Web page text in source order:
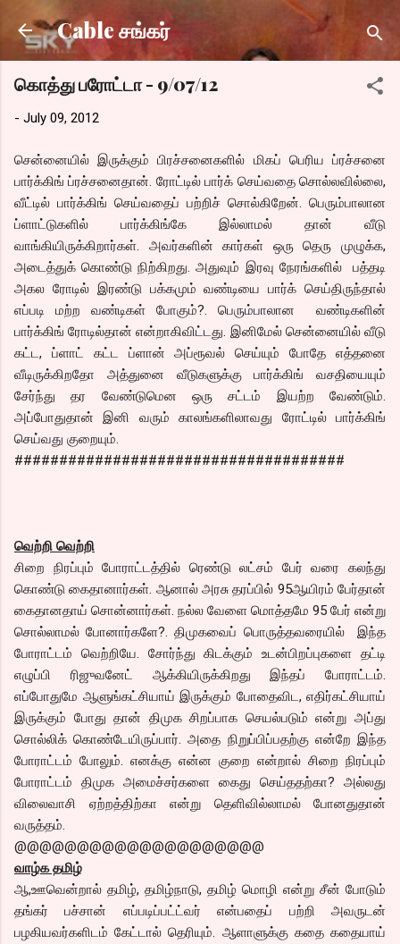
Skip to main content
Cable சங்கர்
கொத்து பரோட்டா - 9/07/12
- July 09, 2012
சென்னையில் இருக்கும் பிரச்சனைகளில் மிகப் பெரிய ப்ரச்சனை
பார்க்கிங் ப்ரச்சனைதான். ரோட்டில் பார்க் செய்வதை சொல்லவில்லை,
வீட்டில் பார்க்கிங் செய்வதைப் பற்றிச் சொல்கிறேன். பெரும்பாலான
ப்ளாட்டுகளில் பார்க்கிங்கே இல்லாமல் தான் வீடு
வாங்கியிருக்கிறார்கள். அவர்களின் கார்கள் ஒரு தெரு முழுக்க,
அடைத்துக் கொண்டு நிற்கிறது. அதுவும் இரவு நேரங்களில் பத்தடி
அகல ரோடில் இரண்டு பக்கமும் வண்டியை பார்க் செய்திருந்தால்
எப்படி மற்ற வண்டிகள் போகும்?. பெரும்பாலான வண்டிகளின்
பார்க்கிங் ரோடில்தான் என்றாகிவிட்டது. இனிமேல் சென்னையில் வீடு
கட்ட, ப்ளாட் கட்ட ப்ளான் அப்ரூவல் செய்யும் போதே எத்தனை
வீடிருக்கிறதோ அத்துனை வீடுகளுக்கு பார்க்கிங் வசதியையும்
சேர்ந்து தர வேண்டுமென ஒரு சட்டம் இயற்ற வேண்டும்.
அப்போதுதான் இனி வரும் காலங்களிலாவது ரோட்டில் பார்க்கிங்
செய்வது குறையும்.
#####################################
வெற்றி வெற்றி
சிறை நிரப்பும் போராட்டத்தில் ரெண்டு லட்சம் பேர் வரை கலந்து
கொண்டு கைதானார்கள். ஆனால் அரசு தரப்பில் 95ஆயிரம் பேர்தான்
கைதானதாய் சொன்னார்கள். நல்ல வேளை மொத்தமே 95 பேர் என்று
சொல்லாமல் போனார்களே?. திமுகவைப் பொருத்தவரையில் இந்த
போராட்டம் வெற்றியே. சோர்ந்து கிடக்கும் உடன்பிறப்புகளை தட்டி
எழுப்பி ரிஜுவனேட் ஆக்கியிருக்கிறது இந்தப் போராட்டம்.
எப்போதுமே ஆளுங்கட்சியாய் இருக்கும் போதைவிட, எதிர்கட்சியாய்
இருக்கும் போது தான் திமுக சிறப்பாக செயல்படும் என்று அப்து
சொல்லிக் கொண்டேயிருப்பார். அதை நிறுப்பிப்பதற்கு என்றே இந்த
போராட்டம் போலும். எனக்கு என்ன குறை என்றால் சிறை நிரப்பும்
போராட்டம் திமுக அமைச்சர்களை கைது செய்ததற்கா? அல்லது
விலைவாசி ஏற்றத்திற்கா என்று தெளிவில்லாமல் போனதுதான்
வருத்தம்.
@@@@@@@@@@@@@@@@@@@@
வாழ்க தமிழ்
ஆ,ஊவென்றால் தமிழ், தமிழ்நாடு, தமிழ் மொழி என்று சீன் போடும்
தங்கர் பச்சான் எப்படிப்பட்ட்வர் என்பதைப் பற்றி அவருடன்
பழகியவர்களிடம் கேட்டால் தெரியும். ஆளாளுக்கு கதை கதையாய்